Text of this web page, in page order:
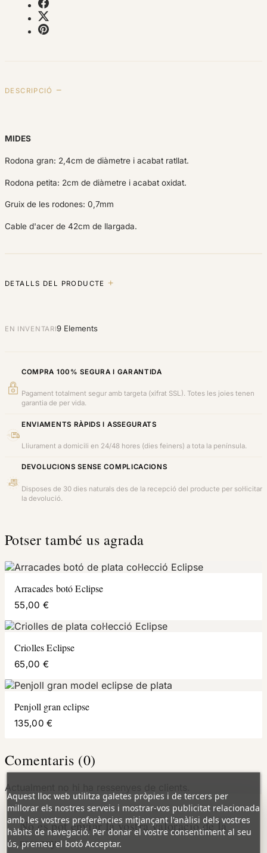
DESCRIPCIÓ
MIDES
Rodona gran: 2,4cm de diàmetre i acabat ratllat.
Rodona petita: 2cm de diàmetre i acabat oxidat.
Gruix de les rodones: 0,7mm
Cable d'acer de 42cm de llargada.
DETALLS DEL PRODUCTE
EN INVENTARI9 Elements
COMPRA 100% SEGURA I GARANTIDA
Pagament totalment segur amb targeta (xifrat SSL). Totes les joies tenen
garantia de per vida.
ENVIAMENTS RÀPIDS I ASSEGURATS
Lliurament a domicili en 24/48 hores (dies feiners) a tota la península.
DEVOLUCIONS SENSE COMPLICACIONS
Disposes de 30 dies naturals des de la recepció del producte per sol·licitar
la devolució.
Potser també us agrada
Arracades botó Eclipse
55,00 €
Criolles Eclipse
65,00 €
Penjoll gran eclipse
135,00 €
Comentaris (0)
Actualment no hi ha ressenyes de clients.
No es pot enviar la vostra valoració de la
ressenya
Aquest lloc web utilitza galetes pròpies i de tercers per
millorar els nostres serveis i mostrar-vos publicitat relacionada
amb les vostres preferències mitjançant l'anàlisi dels vostres
hàbits de navegació. Per donar el vostre consentiment al seu
ús, premeu el botó Acceptar.